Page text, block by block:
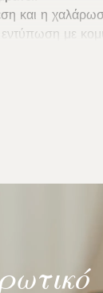
και η
με
spa και